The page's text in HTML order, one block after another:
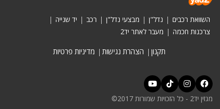
השוואת רכבים נדל"ן מבצעי נדל"ן רכב
יד שנייה
צרכנות חכמה
מעבר לאתר יד2
תקנון הצהרת נגישות מדיניות פרטיות
מגזין יד2 - כל הזכויות שמורות 2017©